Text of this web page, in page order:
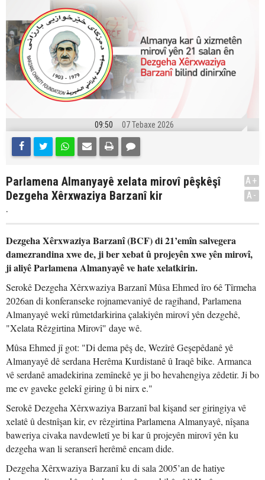
09:50 07 Tebaxe 2026
Parlamena Almanyayê xelata mirovî pêşkêşî
Dezgeha Xêrxwaziya Barzanî kir
.
A+
A-
Dezgeha Xêrxwaziya Barzanî (BCF) di 21’emîn salvegera
damezrandina xwe de, ji ber xebat û projeyên xwe yên mirovî,
ji aliyê Parlamena Almanyayê ve hate xelatkirin.
Serokê Dezgeha Xêrxwaziya Barzanî Mûsa Ehmed îro 6ê Tîrmeha
2026an di konferanseke rojnamevaniyê de ragihand, Parlamena
Almanyayê wekî rûmetdarkirina çalakiyên mirovî yên dezgehê,
"Xelata Rêzgirtina Mirovî" daye wê.
Mûsa Ehmed jî got: "Di dema pêş de, Wezîrê Geşepêdanê yê
Almanyayê dê serdana Herêma Kurdistanê û Iraqê bike. Armanca
vê serdanê amadekirina zemînekê ye ji bo hevahengiya zêdetir. Ji bo
me ev gaveke gelekî giring û bi nirx e."
Serokê Dezgeha Xêrxwaziya Barzanî bal kişand ser giringiya vê
xelatê û destnîşan kir, ev rêzgirtina Parlamena Almanyayê, nîşana
baweriya civaka navdewletî ye bi kar û projeyên mirovî yên ku
dezgeha wan li seranserî herêmê encam dide.
Dezgeha Xêrxwaziya Barzanî ku di sala 2005’an de hatiye